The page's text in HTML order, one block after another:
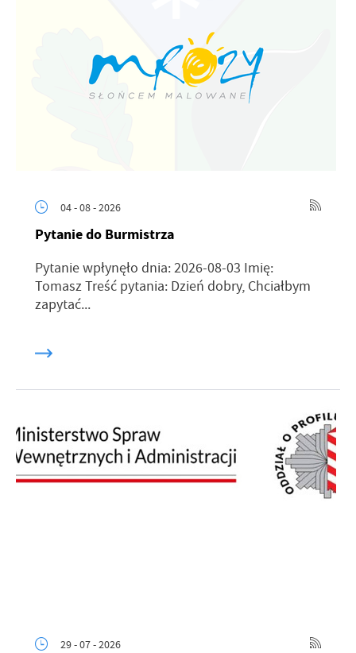
04 - 08 - 2026
Pytanie do Burmistrza
Pytanie wpłynęło dnia: 2026-08-03 Imię:
Tomasz Treść pytania: Dzień dobry, Chciałbym
zapytać...
29 - 07 - 2026